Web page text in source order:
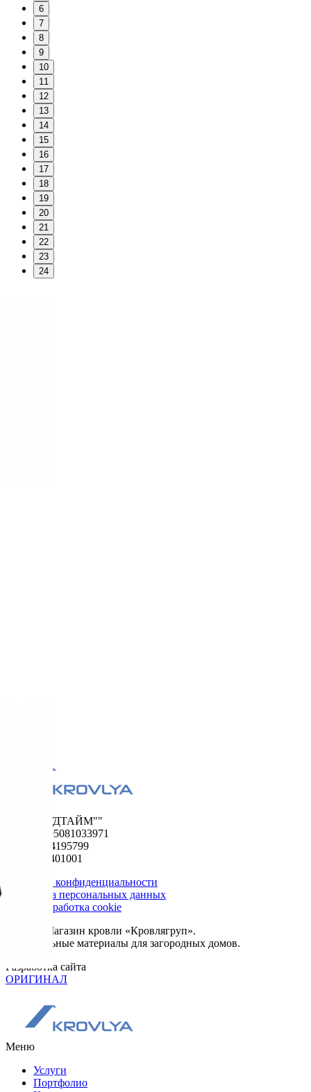
6
7
8
9
10
11
12
13
14
15
16
17
18
19
20
21
22
23
24
ООО "ФУДТАЙМ""
ОГРН 1195081033971
ИНН 5024195799
КПП 502401001
Политика конфиденциальности
Обработка персональных данных
Сбор и обработка cookie
© 2026. Магазин кровли «Кровлягруп».
Строительные материалы для загородных домов.
Разработка сайта
ОРИГИНАЛ
Меню
Услуги
Портфолио